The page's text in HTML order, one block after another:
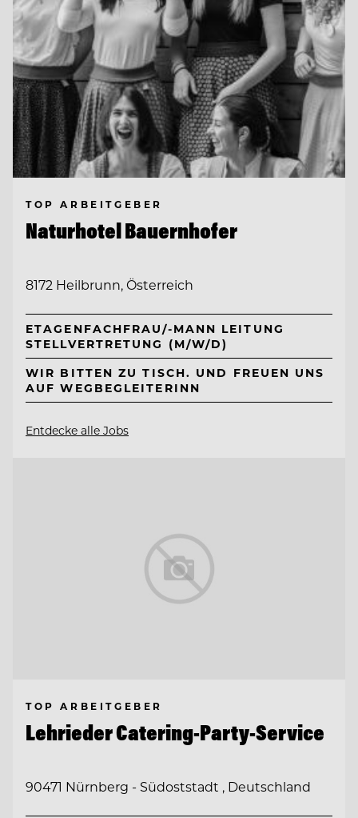
TOP ARBEITGEBER
Naturhotel Bauernhofer
8172 Heilbrunn, Österreich
ETAGENFACHFRAU/-MANN LEITUNG
STELLVERTRETUNG (M/W/D)
WIR BITTEN ZU TISCH. UND FREUEN UNS
AUF WEGBEGLEITERINN
Entdecke alle Jobs
TOP ARBEITGEBER
Lehrieder Catering-Party-Service
90471 Nürnberg - Südoststadt , Deutschland